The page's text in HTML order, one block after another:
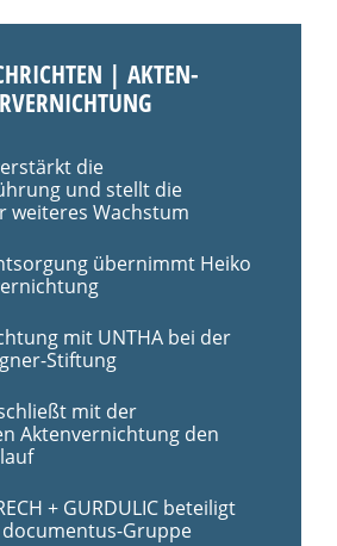
| AKTEN-
die
und stellt die
weiteres Wachstum
übernimmt Heiko
mit UNTHA bei der
Stiftung
mit der
Aktenvernichtung den
+ GURDULIC beteiligt
Gruppe